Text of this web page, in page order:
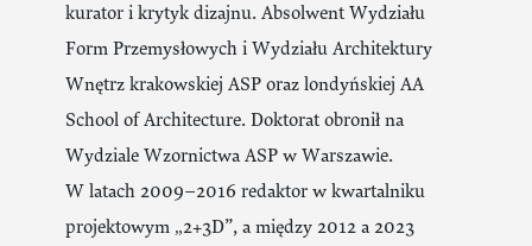
kurator i krytyk dizajnu. Absolwent Wydziału
Form Przemysłowych i Wydziału Architektury
Wnętrz krakowskiej ASP oraz londyńskiej AA
School of Architecture. Doktorat obronił na
Wydziale Wzornictwa ASP w Warszawie.
W latach 2009–2016 redaktor w kwartalniku
projektowym „2+3D”, a między 2012 a 2023